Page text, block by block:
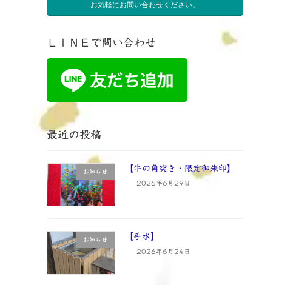
お気軽にお問い合わせください。
ＬＩＮＥで問い合わせ
最近の投稿
お知らせ 【牛の角突き・限定御朱印】
2026年6月29日
お知らせ 【手水】
2026年6月24日